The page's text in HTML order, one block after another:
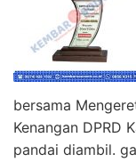
bersama
Kenangan DPRD
pandai diambil.